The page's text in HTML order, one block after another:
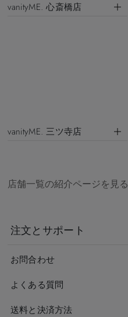
vanityME. 心斎橋店
vanityME. 三ツ寺店
店舗一覧の紹介ページを見る
注文とサポート
お問合わせ
よくある質問
送料と決済方法